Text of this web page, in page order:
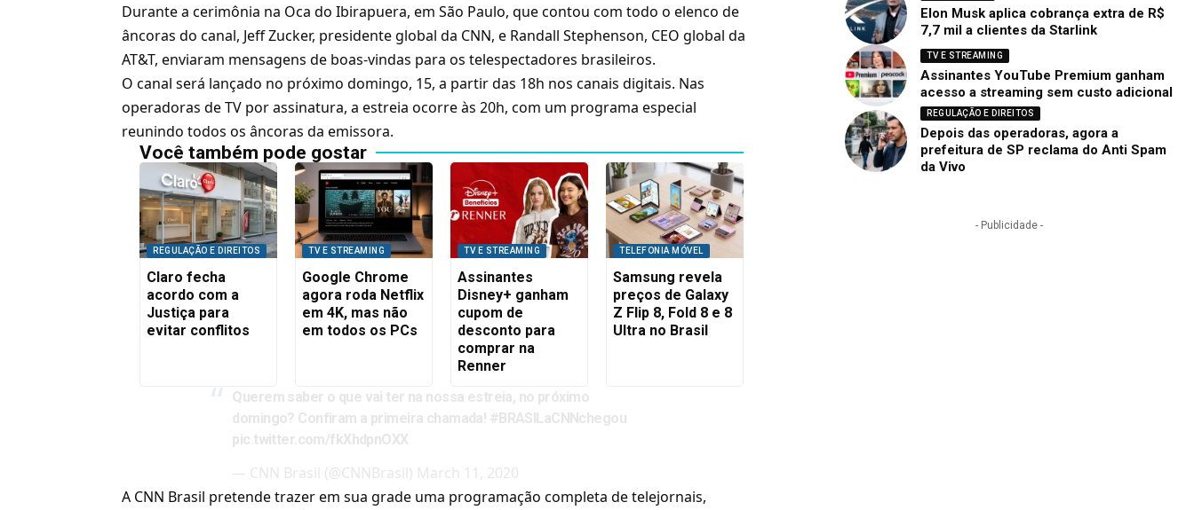
Durante a cerimônia na Oca do Ibirapuera, em São Paulo, que contou com todo o elenco de
âncoras do canal, Jeff Zucker, presidente global da CNN, e Randall Stephenson, CEO global da
AT&T, enviaram mensagens de boas-vindas para os telespectadores brasileiros.
O canal será lançado no próximo domingo, 15, a partir das 18h nos canais digitais. Nas
operadoras deTV por assinatura, a estreia ocorre às 20h, com um programa especial
reunindo todos os âncoras da emissora.
Você também pode gostar
REGULAÇÃO E DIREITOS
Claro fecha
acordo com a
Justiça para
evitar conflitos
TV E STREAMING
Google Chrome
agora roda Netflix
em 4K, mas não
em todos os PCs
TV E STREAMING
Assinantes
Disney+ ganham
cupom de
desconto para
comprar na
Renner
TELEFONIA MÓVEL
Samsung revela
preços de Galaxy
Z Flip 8, Fold 8 e 8
Ultra no Brasil
Querem saber o que vai ter na nossa estreia, no próximo
domingo? Confiram a primeira chamada! #BRASILaCNNchegou
pic.twitter.com/fkXhdpnOXX
— CNN Brasil (@CNNBrasil) March 11, 2020
A CNN Brasil pretende trazer em sua grade uma programação completa de telejornais,
Elon Musk aplica cobrança extra de R$
7,7 mil a clientes da Starlink
TV E STREAMING
Assinantes YouTube Premium ganham
acesso a streaming sem custo adicional
REGULAÇÃO E DIREITOS
Depois das operadoras, agora a
prefeitura de SP reclama do Anti Spam
da Vivo
- Publicidade -